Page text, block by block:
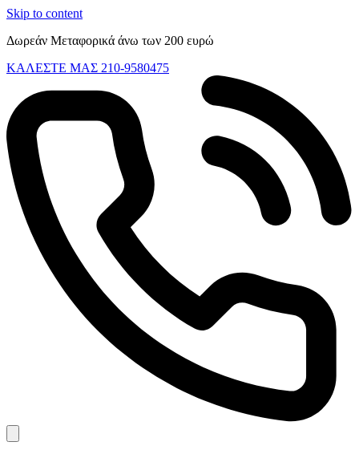
Skip to content
Δωρεάν Μεταφορικά άνω των 200 ευρώ
ΚΑΛΕΣΤΕ ΜΑΣ 210-9580475